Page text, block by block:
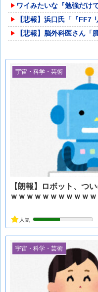
ワイみたいな『勉強だけ
【悲報】浜口氏「『FF7
【悲報】脳外科医さん
宇宙・科学・芸術
【朗報】ロボット、つ
ｗｗｗｗｗｗｗｗｗｗ
人気
宇宙・科学・芸術